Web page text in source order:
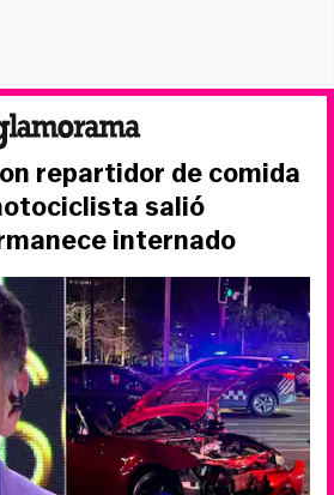
repartidor de comida
salió
internado